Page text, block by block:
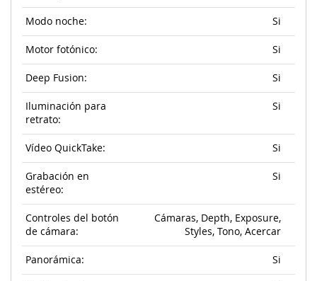
Modo noche: Si
Motor fotónico: Si
Deep Fusion: Si
Iluminación para
retrato:
Si
Vídeo QuickTake: Si
Grabación en
estéreo:
Si
Controles del botón
de cámara:
Cámaras, Depth, Exposure,
Styles, Tono, Acercar
Panorámica: Si